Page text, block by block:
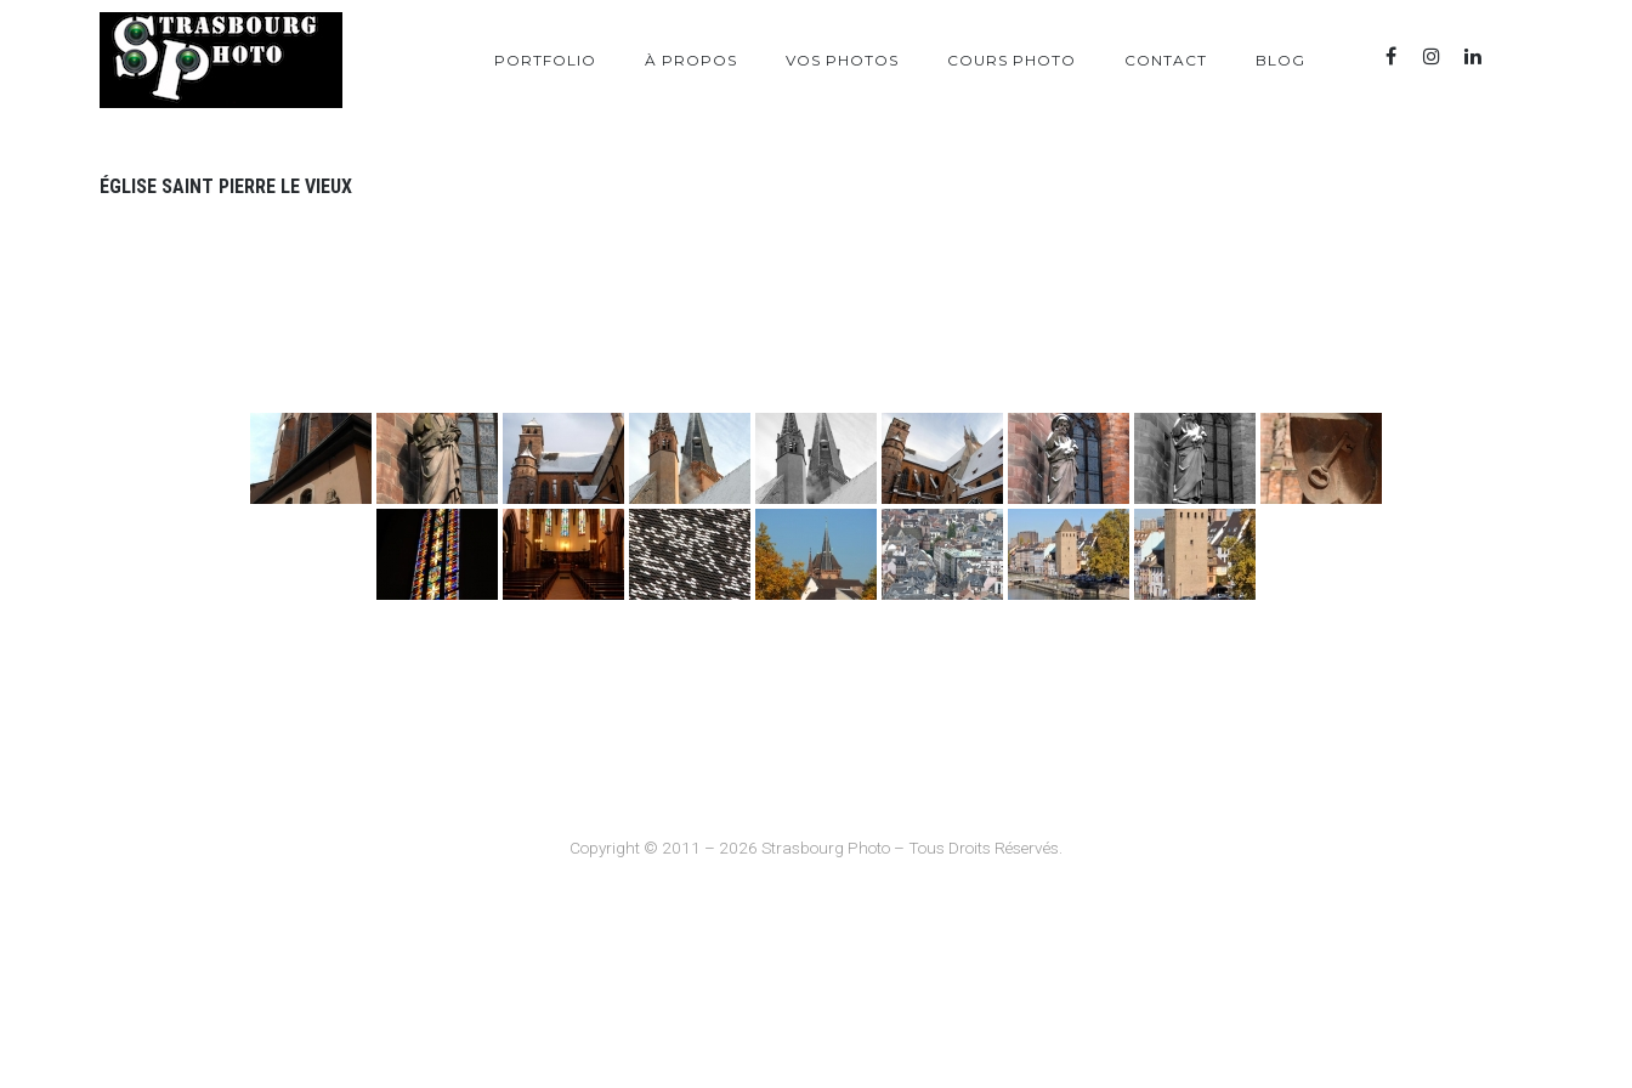
PORTFOLIO À PROPOS VOS PHOTOS COURS PHOTO CONTACT BLOG
ÉGLISE SAINT PIERRE LE VIEUX
Copyright © 2011 – 2026 Strasbourg Photo – Tous Droits Réservés.